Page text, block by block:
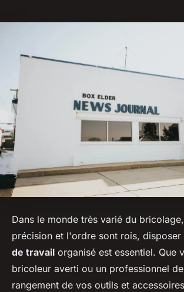
Dans le monde très varié du
précision et l'ordre sont rois, disposer
de travail organisé est essentiel. Que
bricoleur averti ou un professionnel
rangement de vos outils et